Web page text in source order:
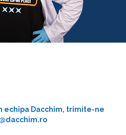
echipa Dacchim, trimite-ne